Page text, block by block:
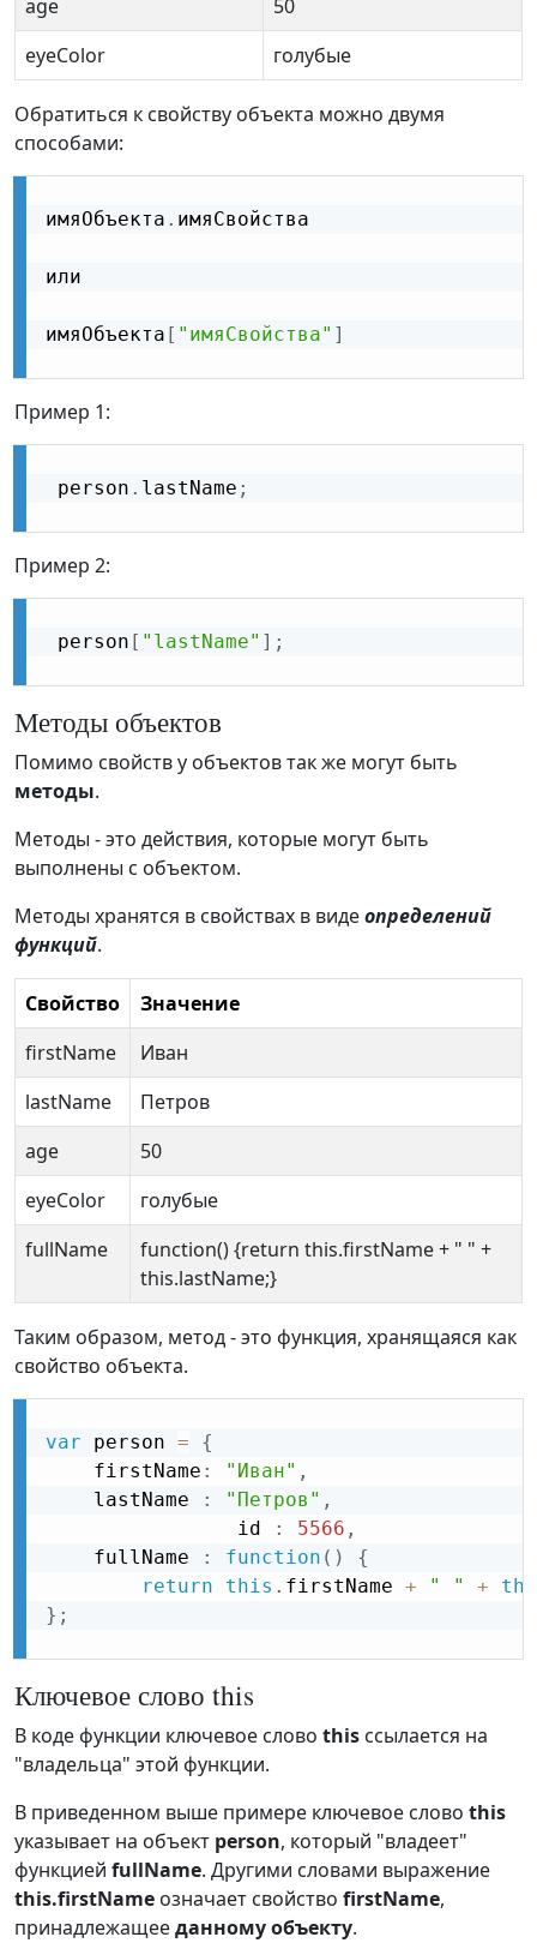
age
50
eyeColor
голубые
Обратиться к свойству объекта можно двумя
способами:
имяОбъекта . имяСвойства
или
имяОбъекта [ "имяСвойства" ]
Пример 1:
person . lastName ;
Пример 2:
person [ "lastName" ] ;
Методы объектов
Помимо свойств у объектов так же могут быть
методы.
Методы - это действия, которые могут быть
выполнены с объектом.
Методы хранятся в свойствах в видеопределений
функций.
Свойство
Значение
firstName
Иван
lastName
Петров
age
50
eyeColor
голубые
fullName
function() {return this.firstName + " " +
this.lastName;}
Таким образом, метод - это функция, хранящаяся как
свойство объекта.
var person =
{
    firstName
: "Иван" ,
    lastName
: "Петров" ,
                id
: 5566 ,
    fullName
: function ( )
{
return
this . firstName + " " +
} ;
Ключевое слово this
В коде функции ключевое слово this ссылается на
"владельца" этой функции.
В приведенном выше примере ключевое слово this
указывает на объект person, который "владеет"
функцией fullName. Другими словами выражение
this.firstName означает свойство firstName,
принадлежащееданному объекту.